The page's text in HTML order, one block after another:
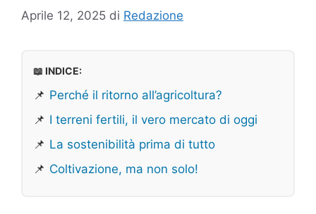
Aprile 12, 2025 di Redazione
📖 INDICE:
📌 Perché il ritorno all’agricoltura?
📌 I terreni fertili, il vero mercato di oggi
📌 La sostenibilità prima di tutto
📌 Coltivazione, ma non solo!